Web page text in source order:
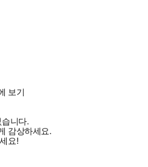
보기
니다.
감상하세요.
요!